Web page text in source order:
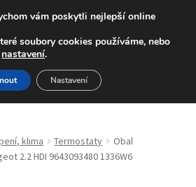
Kč
704 494 494
klima Termostaty
Obal
2.2 HDI 9643093480 1336W6
vám poskytli nejlepší online
soubory cookies používáme, nebo
nastavení.
Nastavení